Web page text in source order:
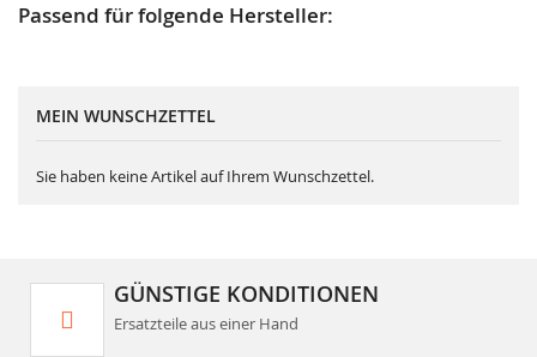
Passend für folgende Hersteller:
MEIN WUNSCHZETTEL
Sie haben keine Artikel auf Ihrem Wunschzettel.
GÜNSTIGE KONDITIONEN
Ersatzteile aus einer Hand